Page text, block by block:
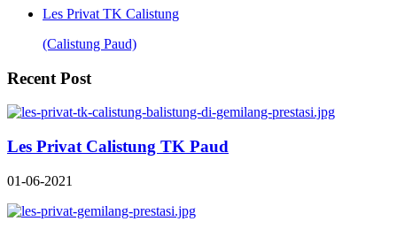
Les Privat TK Calistung
(Calistung Paud)
Recent Post
Les Privat Calistung TK Paud
01-06-2021